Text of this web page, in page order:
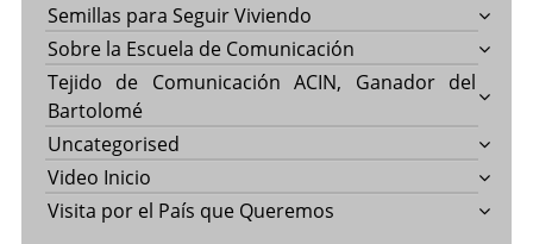
Semillas para Seguir Viviendo
Sobre la Escuela de Comunicación
Tejido de Comunicación ACIN, Ganador del
Bartolomé
Uncategorised
Video Inicio
Visita por el País que Queremos